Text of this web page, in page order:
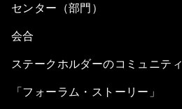
センター（部門）
会合
ステークホルダーのコミュニティ
「フォーラム・ストーリー」